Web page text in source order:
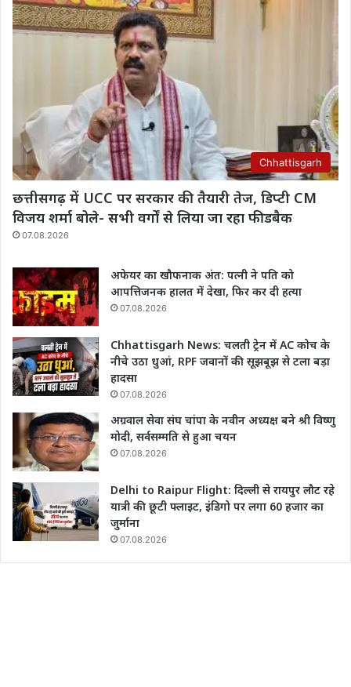
Chhattisgarh
छत्तीसगढ़ में UCC पर सरकार की तैयारी तेज, डिप्टी CM
विजय शर्मा बोले- सभी वर्गों से लिया जा रहा फीडबैक
07.08.2026
अफेयर का खौफनाक अंत: पत्नी ने पति को
आपत्तिजनक हालत में देखा, फिर कर दी हत्या
07.08.2026
Chhattisgarh News: चलती ट्रेन में AC कोच के
नीचे उठा धुआं, RPF जवानों की सूझबूझ से टला बड़ा
हादसा
07.08.2026
अग्रवाल सेवा संघ चांपा के नवीन अध्यक्ष बने श्री विष्णु
मोदी, सर्वसम्मति से हुआ चयन
07.08.2026
Delhi to Raipur Flight: दिल्ली से रायपुर लौट रहे
यात्री की छूटी फ्लाइट, इंडिगो पर लगा 60 हजार का
जुर्माना
07.08.2026